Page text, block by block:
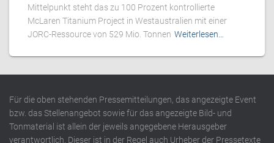
Mittelpunkt steht das zu 100 Prozent kontrollierte
McLaren Titanium Project in Westaustralien mit einer
JORC-Ressource von 529 Mio. Tonnen Weiterlesen…
Für die oben stehenden Pressemitteilungen, das angezeigte Event
bzw. das Stellenangebot sowie für das angezeigte Bild- und
Tonmaterial ist allein der jeweils angegebene Herausgeber
verantwortlich. Dieser ist in der Regel auch Urheber der Pressetexte